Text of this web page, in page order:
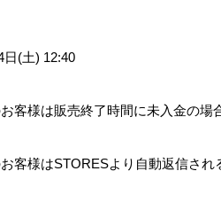
日(土) 12:40
客様は販売終了時間に未入金の
客様はSTORESより自動返信され